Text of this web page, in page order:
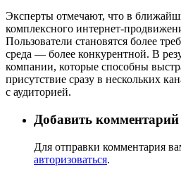
Эксперты отмечают, что в
комплексного интернет-
Пользователи становятся более
среда — более конкурентной. В
компании, которые способны
присутствие сразу в нескольких
с аудиторией.
Добавить комментарий
Для отправки комментария
авторизоваться.